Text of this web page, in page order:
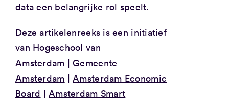
data een belangrijke rol speelt.
Deze artikelenreeks is een initiatief
van Hogeschool van
Amsterdam |Gemeente
Amsterdam |Amsterdam Economic
Board |Amsterdam Smart